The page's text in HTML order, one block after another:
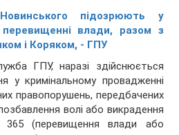
Новинського підозрюють у
влади, разом з
і Коряком, - ГПУ
ГПУ, наразі здійснюється
у кримінальному провадженні
правопорушень, передбачених
волі або викрадення
(перевищення влади або